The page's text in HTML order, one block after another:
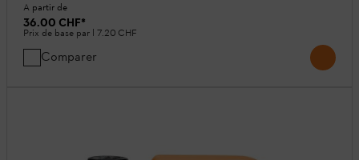
A partir de
36.00 CHF*
Prix de base par l 7.20 CHF
Comparer